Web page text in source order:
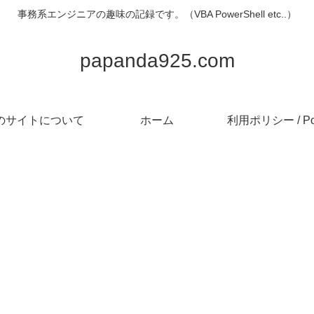
事務系エンジニアの趣味の記録です。（VBA PowerShell etc..）
papanda925.com
サイトについて ホーム 利用ポリシー /